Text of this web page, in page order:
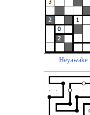
Heyawake